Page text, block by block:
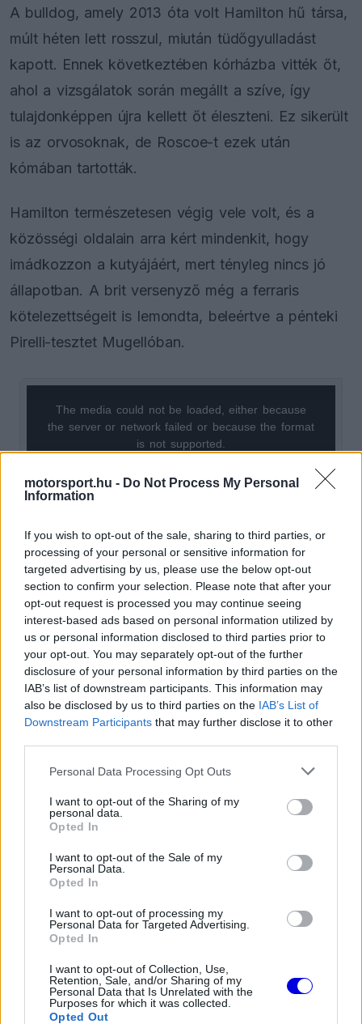
motorsport.hu - Do Not Process My Personal
Information
If you wish to opt-out of the sale, sharing to third parties, or
processing of your personal or sensitive information for
targeted advertising by us, please use the below opt-out
section to confirm your selection. Please note that after your
opt-out request is processed you may continue seeing
interest-based ads based on personal information utilized by
us or personal information disclosed to third parties prior to
your opt-out. You may separately opt-out of the further
disclosure of your personal information by third parties on the
IAB’s list of downstream participants. This information may
also be disclosed by us to third parties on the IAB’s List of
Downstream Participants that may further disclose it to other
Please note that this website/app uses one or more Google
not limited to your visit or usage behaviour. You may click to
grant or deny consent to Google and its third-party tags to
use your data for below specified purposes in below Google
consent section.
Personal Data Processing Opt Outs
I want to opt-out of the Sharing of my
personal data.
Opted In
I want to opt-out of the Sale of my
Personal Data.
Opted In
I want to opt-out of processing my
Personal Data for Targeted Advertising.
Opted In
I want to opt-out of Collection, Use,
Retention, Sale, and/or Sharing of my
Personal Data that Is Unrelated with the
Purposes for which it was collected.
Opted Out
A bulldog, amely 2013 óta volt Hamilton hű társa,
múlt héten lett rosszul, miután tüdőgyulladást
kapott. Ennek következtében kórházba vitték őt,
ahol a vizsgálatok során megállt a szíve, így
tulajdonképpen újra kellett őt éleszteni. Ez sikerült
is az orvosoknak, de Roscoe-t ezek után
kómában tartották.
Hamilton természetesen végig vele volt, és a
közösségi oldalain arra kért mindenkit, hogy
imádkozzon a kutyájáért, mert tényleg nincs jó
állapotban. A brit versenyző még a ferraris
kötelezettségeit is lemondta, beleértve a pénteki
Pirelli-tesztet Mugellóban.
is
loading.
modal
The media could not be loaded, either because
the server or network failed or because the format
is not supported.
Hétfő délután aztán Hamilton viszont már arról
számolt be, hogy szeretett kutyusa már nincs
köztünk, és neki kellett meghoznia azt a kemény
döntést, hogy elaltassák őt.
EZEKET IS AJÁNLJUK
FORMA-1
fejlesztésekről és a Honda
Toto Wolff ajánlatát Antonelli
FORMA-1
Hamilton állhat a Ferrari látványos